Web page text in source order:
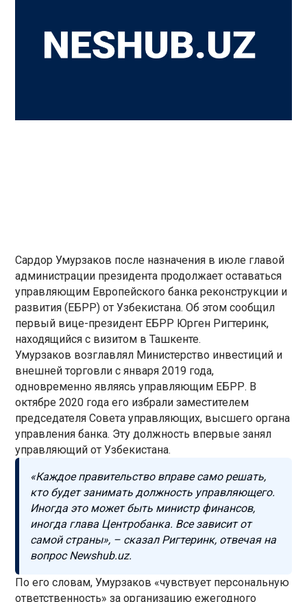
Сардор Умурзаков после назначения в июле главой
администрации президента продолжает оставаться
управляющим Европейского банка реконструкции и
развития (ЕБРР) от Узбекистана. Об этом сообщил
первый вице-президент ЕБРР Юрген Ригтеринк,
находящийся с визитом в Ташкенте.
Умурзаков возглавлял Министерство инвестиций и
внешней торговли с января 2019 года,
одновременно являясь управляющим ЕБРР. В
октябре 2020 года его избрали заместителем
председателя Совета управляющих, высшего органа
управления банка. Эту должность впервые занял
управляющий от Узбекистана.
«Каждое правительство вправе само решать,
кто будет занимать должность управляющего.
Иногда это может быть министр финансов,
иногда глава Центробанка. Все зависит от
самой страны», – сказал Ригтеринк, отвечая на
вопрос Newshub.uz.
По его словам, Умурзаков «чувствует персональную
ответственность» за организацию ежегодного